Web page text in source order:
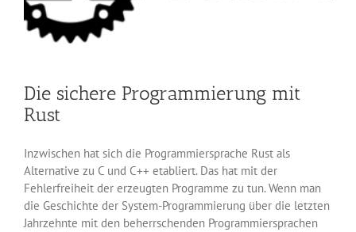
Die sichere Programmierung mit
Rust
Inzwischen hat sich die Programmiersprache Rust als
Alternative zu C und C++ etabliert. Das hat mit der
Fehlerfreiheit der erzeugten Programme zu tun. Wenn man
die Geschichte der System-Programmierung über die letzten
Jahrzehnte mit den beherrschenden Programmiersprachen